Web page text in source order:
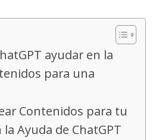
ayudar en la
para una
Contenidos para tu
Ayuda de ChatGPT